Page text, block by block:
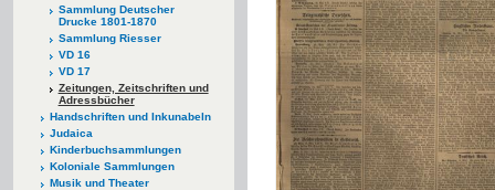
Sammlung Deutscher
Drucke 1801-1870
Sammlung Riesser
VD 16
VD 17
Zeitungen, Zeitschriften und
Adressbücher
Handschriften und Inkunabeln
Judaica
Kinderbuchsammlungen
Koloniale Sammlungen
Musik und Theater